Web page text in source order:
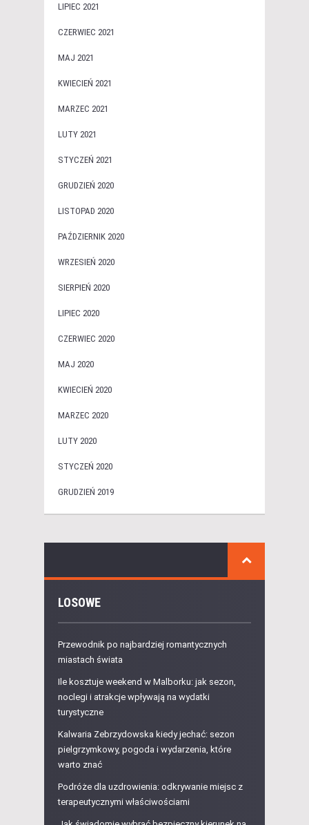
LIPIEC 2021
CZERWIEC 2021
MAJ 2021
KWIECIEŃ 2021
MARZEC 2021
LUTY 2021
STYCZEŃ 2021
GRUDZIEŃ 2020
LISTOPAD 2020
PAŹDZIERNIK 2020
WRZESIEŃ 2020
SIERPIEŃ 2020
LIPIEC 2020
CZERWIEC 2020
MAJ 2020
KWIECIEŃ 2020
MARZEC 2020
LUTY 2020
STYCZEŃ 2020
GRUDZIEŃ 2019
LOSOWE
Przewodnik po najbardziej romantycznych
miastach świata
Ile kosztuje weekend w Malborku: jak sezon,
noclegi i atrakcje wpływają na wydatki
turystyczne
Kalwaria Zebrzydowska kiedy jechać: sezon
pielgrzymkowy, pogoda i wydarzenia, które
warto znać
Podróże dla uzdrowienia: odkrywanie miejsc z
terapeutycznymi właściwościami